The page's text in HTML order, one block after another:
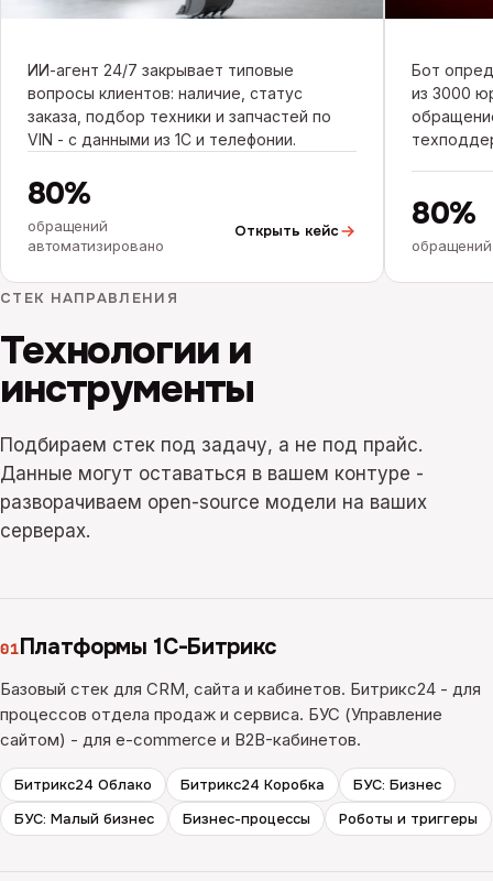
ИИ-агент 24/7 закрывает типовые
вопросы клиентов: наличие, статус
заказа, подбор техники и запчастей по
VIN - с данными из 1С и телефонии.
80%
обращений
автоматизировано
Открыть кейс
Бот
из 3000
80%
СТЕК НАПРАВЛЕНИЯ
Технологии и
инструменты
Подбираем стек под задачу, а не под прайс.
Данные могут оставаться в вашем контуре -
разворачиваем open-source модели на ваших
серверах.
01Платформы 1С-Битрикс
Базовый стек для CRM, сайта и кабинетов. Битрикс24 - для
процессов отдела продаж и сервиса. БУС (Управление
сайтом) - для e-commerce и B2B-кабинетов.
Битрикс24 Облако Битрикс24 Коробка
БУС: Бизнес
БУС: Малый бизнес
Бизнес-процессы Роботы и триггеры